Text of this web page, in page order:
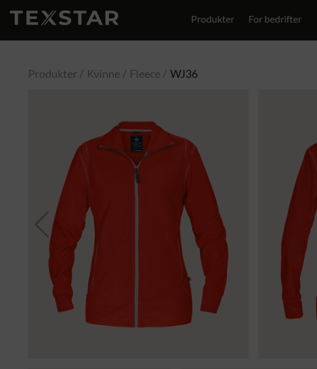
Produkter For bedrifter
Produkter Kvinne Fleece WJ36